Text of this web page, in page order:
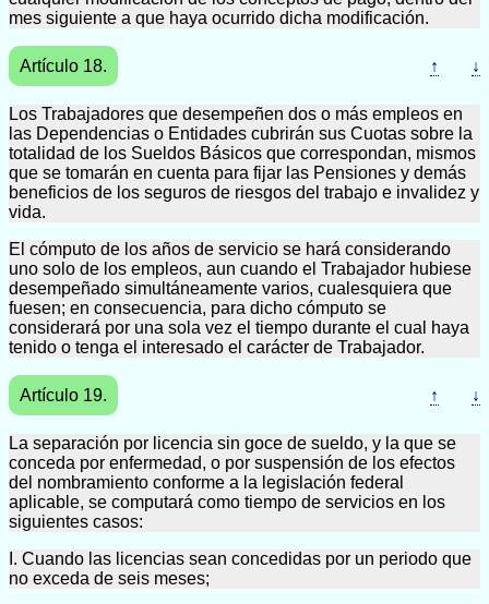
mes siguiente a que haya ocurrido dicha modificación.
Artículo 18. ↑ ↓
Los Trabajadores que desempeñen dos o más empleos en
las Dependencias o Entidades cubrirán sus Cuotas sobre la
totalidad de los Sueldos Básicos que correspondan, mismos
que se tomarán en cuenta para fijar las Pensiones y demás
beneficios de los seguros de riesgos del trabajo e invalidez y
vida.
El cómputo de los años de servicio se hará considerando
uno solo de los empleos, aun cuando el Trabajador hubiese
desempeñado simultáneamente varios, cualesquiera que
fuesen; en consecuencia, para dicho cómputo se
considerará por una sola vez el tiempo durante el cual haya
tenido o tenga el interesado el carácter de Trabajador.
Artículo 19. ↑ ↓
La separación por licencia sin goce de sueldo, y la que se
conceda por enfermedad, o por suspensión de los efectos
del nombramiento conforme a la legislación federal
aplicable, se computará como tiempo de servicios en los
siguientes casos:
I. Cuando las licencias sean concedidas por un periodo que
no exceda de seis meses;